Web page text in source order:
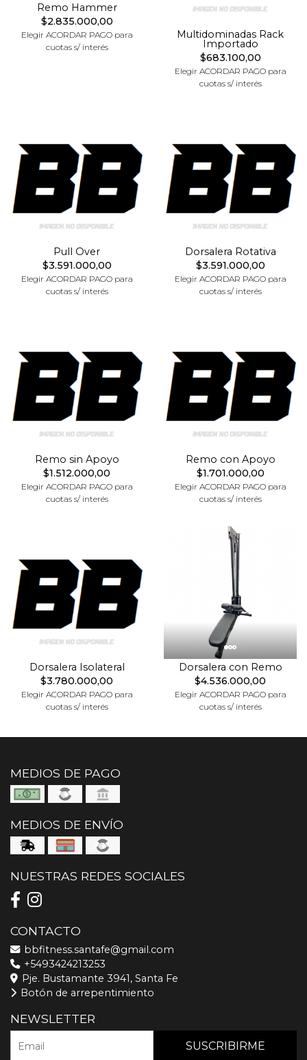
Remo Hammer
$2.835.000,00
Elegir ACORDAR PAGO para
cuotas s/ interés
Multidominadas Rack
Importado
$683.100,00
Elegir ACORDAR PAGO para
cuotas s/ interés
Pull Over
$3.591.000,00
Elegir ACORDAR PAGO para
cuotas s/ interés
Dorsalera Rotativa
$3.591.000,00
Elegir ACORDAR PAGO para
cuotas s/ interés
Remo sin Apoyo
$1.512.000,00
Elegir ACORDAR PAGO para
cuotas s/ interés
Remo con Apoyo
$1.701.000,00
Elegir ACORDAR PAGO para
cuotas s/ interés
Dorsalera Isolateral
$3.780.000,00
Elegir ACORDAR PAGO para
cuotas s/ interés
Dorsalera con Remo
$4.536.000,00
Elegir ACORDAR PAGO para
cuotas s/ interés
MEDIOS DE PAGO
MEDIOS DE ENVÍO
NUESTRAS REDES SOCIALES
CONTACTO
bbfitness.santafe@gmail.com
+5493424213253
Pje. Bustamante 3941, Santa Fe
Botón de arrepentimiento
NEWSLETTER
SUSCRIBIRME